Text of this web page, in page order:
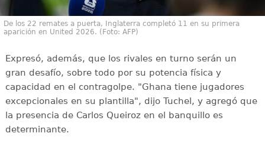
De los 22 remates a puerta, Inglaterra completó 11 en su primera
aparición en United 2026. (Foto: AFP)
Expresó, además, que los rivales en turno serán un
gran desafío, sobre todo por su potencia física y
capacidad en el contragolpe. "Ghana tiene jugadores
excepcionales en su plantilla", dijo Tuchel, y agregó que
la presencia de Carlos Queiroz en el banquillo es
determinante.